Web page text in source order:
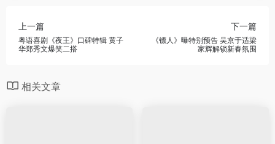
上一篇
粤语喜剧《夜王》口碑特辑 黄子
华郑秀文爆笑二搭
下一篇
《镖人》曝特别预告 吴京于适梁
家辉解锁新春氛围
相关文章